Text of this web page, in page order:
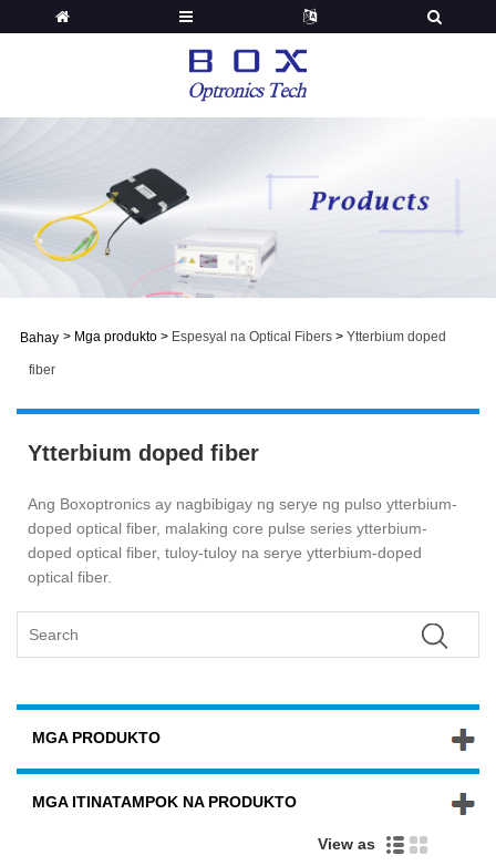
Bahay > Mga produkto > Espesyal na Optical Fibers > Ytterbium doped
fiber
Ytterbium doped fiber
Ang Boxoptronics ay nagbibigay ng serye ng pulso ytterbium-
doped optical fiber, malaking core pulse series ytterbium-
doped optical fiber, tuloy-tuloy na serye ytterbium-doped
optical fiber.
MGA PRODUKTO
MGA ITINATAMPOK NA PRODUKTO
View as